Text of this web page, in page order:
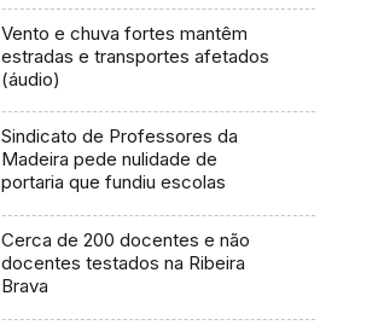
Vento e chuva fortes mantêm
estradas e transportes afetados
(áudio)
Sindicato de Professores da
Madeira pede nulidade de
portaria que fundiu escolas
Cerca de 200 docentes e não
docentes testados na Ribeira
Brava